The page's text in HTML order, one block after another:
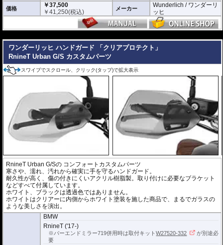
価格
￥37,500
￥41,250(税込) メーカー
Wunderlich / ワンダーリ
ッヒ
ワンダーリッヒ ハンドガード 「クリアプロテクト」
RnineT Urban G/S カスタムパーツ
スワイプでスクロール、クリック(タップ)で拡大表示
RnineT Urban G/Sの コンフォートカスタムパーツ
寒さや、濡れ、汚れから確実に手を守るハンドガード。
耐久性が高く、傷の付きにくいアクリル樹脂製。取り付けに必要なブラケット
などすべて付属しています。
ホワイト、ブラックは透過色ではありません。
ホワイトはクリアーに内側からホワイト塗装を施した商品で、まるでガラスの
ような美しさを演出。
BMW
RnineT ('17-)
※バーエンドミラー719併用時は取付キットW27520-332
が別途必
要